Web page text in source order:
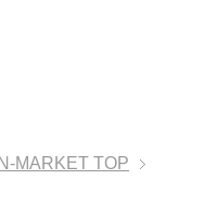
MARKET TOP